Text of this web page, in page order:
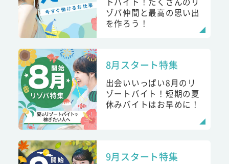
ゾバ仲間と最高の思い出
を作ろう！
8月スタート特集
出会いいっぱい8月のリ
ゾートバイト！短期の夏
休みバイトはお早めに！
9月スタート特集